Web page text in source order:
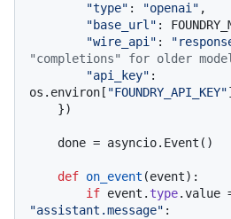
"type" : "openai" ,
"base_url" :
"wire_api" :
"completions" for older
"api_key" :
os.environ[ "FOUNDRY_API_KEY"
def on_event (event):
if event. type
"assistant.message" :